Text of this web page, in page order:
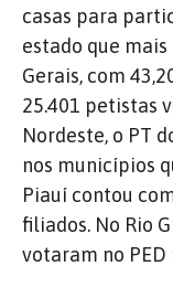
casas para
estado que
Gerais, com
25.401 petistas
Nordeste, o PT
nos municípios
Piauí contou
filiados. No Rio
votaram no PED